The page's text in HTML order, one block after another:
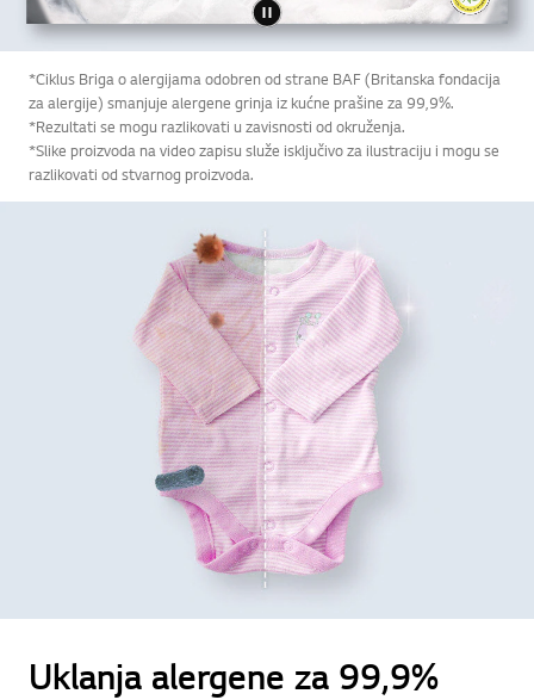
*Ciklus Briga o alergijama odobren od strane BAF (Britanska fondacija
za alergije) smanjuje alergene grinja iz kućne prašine za 99,9%.
*Rezultati se mogu razlikovati u zavisnosti od okruženja.
*Slike proizvoda na video zapisu služe isključivo za ilustraciju i mogu se
razlikovati od stvarnog proizvoda.
Uklanja alergene za 99,9%